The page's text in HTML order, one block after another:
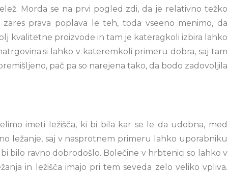
Morda se na prvi pogled zdi, da je relativno težko
prava poplava le teh, toda vseeno menimo, da
kvalitetne proizvode in tam je kateragkoli izbira lahko
lahko v kateremkoli primeru dobra, saj tam
pač pa so narejena tako, da bodo zadovoljila
imeti ležišča, ki bi bila kar se le da udobna, med
ležanje, saj v nasprotnem primeru lahko uporabniku
bilo ravno dobrodošlo. Bolečine v hrbtenici so lahko v
in ležišča imajo pri tem seveda zelo veliko vpliva.